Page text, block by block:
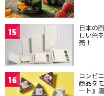
15 日本の
しい色
売！
16 コンビ
商品を
ート』